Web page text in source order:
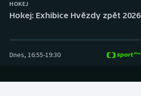
Plážový volejbal
HOKEJ
Hokej: Exhibice Hvězdy zpět 2026
Dnes, 16:55-19:30